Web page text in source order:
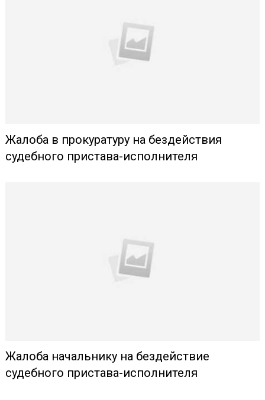
Жалоба в прокуратуру на бездействия
судебного пристава-исполнителя
Жалоба начальнику на бездействие
судебного пристава-исполнителя